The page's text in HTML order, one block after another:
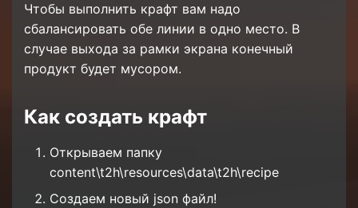
Чтобы выполнить крафт вам надо
сбалансировать обе линии в одно место. В
случае выхода за рамки экрана конечный
продукт будет мусором.
Как создать крафт
Открываем папку
content\t2h\resources\data\t2h\recipe
Создаем новый json файл!